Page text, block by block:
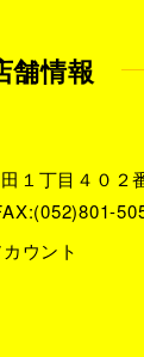
舗情報
１丁目４０２
ウント